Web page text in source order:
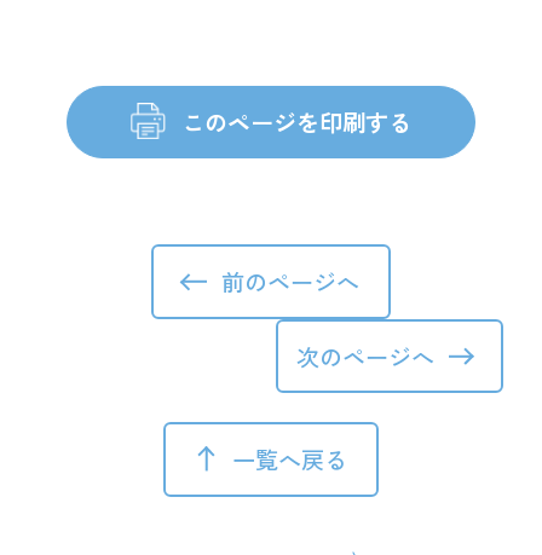
前のページへ
次のページへ
一覧へ戻る